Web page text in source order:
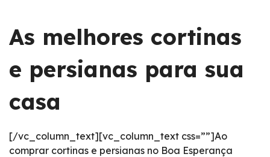
As melhores cortinas
e persianas para sua
casa
[/vc_column_text][vc_column_text css=””]Ao
comprar cortinas e persianas no Boa Esperança